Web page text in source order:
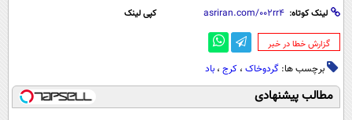
لینک کوتاه: کپی لینک
‌گزارش خطا در خبر
برچسب ها: گردوخاک ، کرج ، باد
مطالب پیشنهادی